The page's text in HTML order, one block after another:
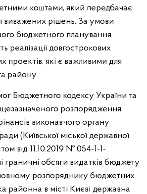
коштами, який передбачає
виважених рішень. За умови
бюджетного планування
реалізації довгострокових
проектів, які є важливими для
району.
Бюджетного кодексу України та
розпорядження
виконавчого органу
(Київської міської державної
від 11.10.2019 № 054-1-1-
обсяги видатків бюджету
розпоряднику бюджетних
районна в місті Києві державна